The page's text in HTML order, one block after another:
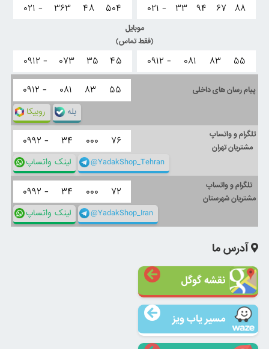
۰۲۱ -
۳۳ ۹۴ ۶۷ ۸۸
۰۲۱ -
۳۶۳ ۴۸ ۵۰۴
موبایل
(فقط تماس)
۰۹۱۲ - ۰۸۱ ۸۳ ۵۵ ۰۹۱۲ - ۰۷۳ ۳۵ ۴۵
پیام رسان های داخلی ۰۹۱۲ - ۰۸۱ ۸۳ ۵۵
روبیکا بله
تلگرام و واتساپ
مشتریان تهران
۰۹۹۲ - ۳۴ ۰۰۰ ۷۶
لینک واتساپ @YadakShop_Tehran
تلگرام و واتساپ
مشتریان شهرستان
۰۹۹۲ - ۳۴ ۰۰۰ ۷۲
لینک واتساپ @YadakShop_Iran
آدرس ما
نقشه گوگل
مسیر یاب ویز